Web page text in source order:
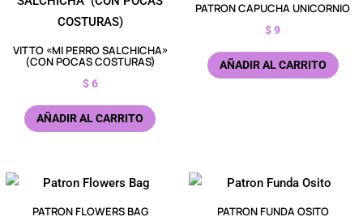
VITTO «MI PERRO SALCHICHA»
(CON POCAS COSTURAS)
$6
AÑADIR AL CARRITO
PATRON CAPUCHA UNICORNIO
$9
AÑADIR AL CARRITO
PATRON FLOWERS BAG PATRON FUNDA OSITO